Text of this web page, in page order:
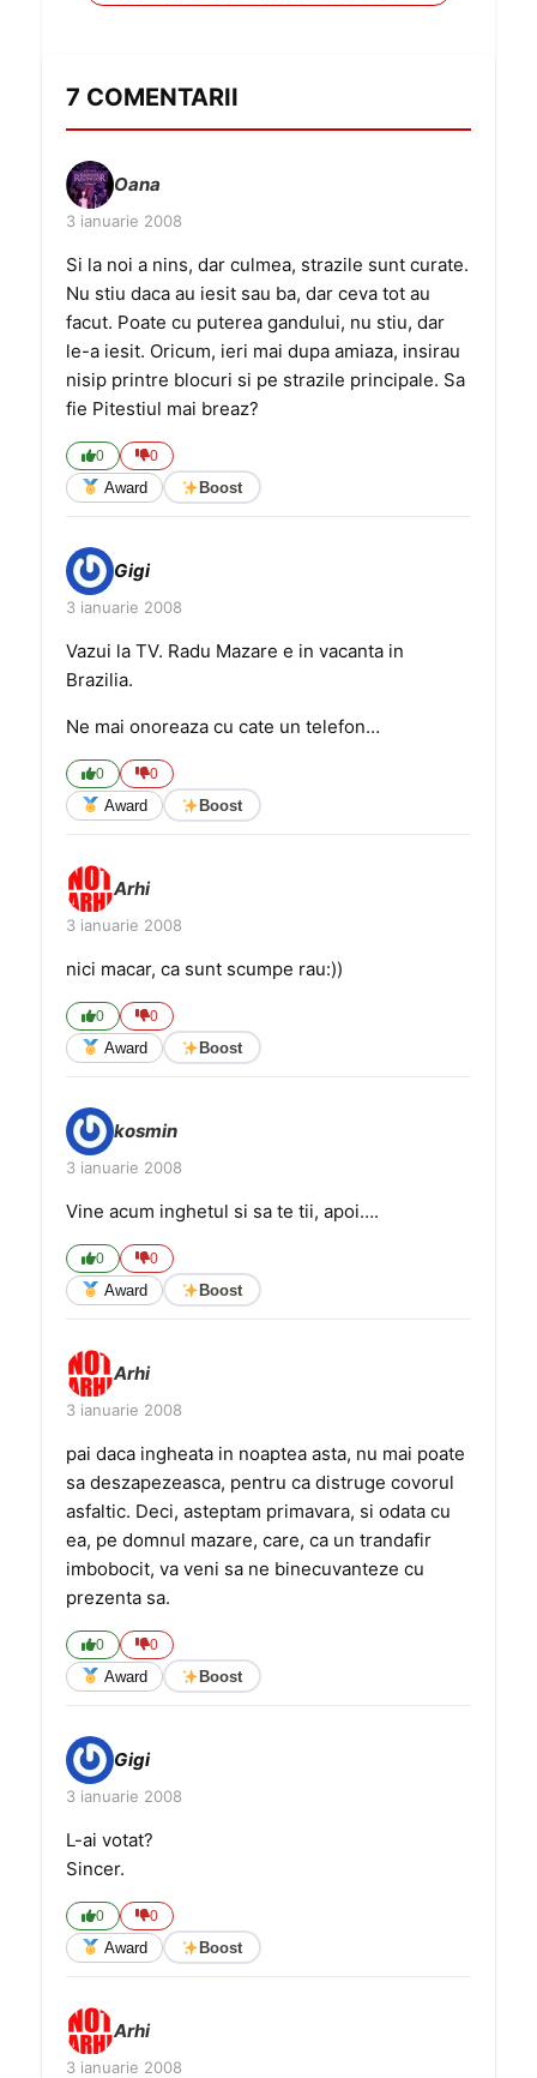
7 COMENTARII
Oana
3 ianuarie 2008
Si la noi a nins, dar culmea, strazile sunt curate.
Nu stiu daca au iesit sau ba, dar ceva tot au
facut. Poate cu puterea gandului, nu stiu, dar
le-a iesit. Oricum, ieri mai dupa amiaza, insirau
nisip printre blocuri si pe strazile principale. Sa
fie Pitestiul mai breaz?
0 0
Award Boost
Gigi
3 ianuarie 2008
Vazui la TV. Radu Mazare e in vacanta in
Brazilia.
Ne mai onoreaza cu cate un telefon…
0 0
Award Boost
Arhi
3 ianuarie 2008
nici macar, ca sunt scumpe rau:))
0 0
Award Boost
kosmin
3 ianuarie 2008
Vine acum inghetul si sa te tii, apoi….
0 0
Award Boost
Arhi
3 ianuarie 2008
pai daca ingheata in noaptea asta, nu mai poate
sa deszapezeasca, pentru ca distruge covorul
asfaltic. Deci, asteptam primavara, si odata cu
ea, pe domnul mazare, care, ca un trandafir
imbobocit, va veni sa ne binecuvanteze cu
prezenta sa.
0 0
Award Boost
Gigi
3 ianuarie 2008
L-ai votat?
Sincer.
0 0
Award Boost
Arhi
3 ianuarie 2008